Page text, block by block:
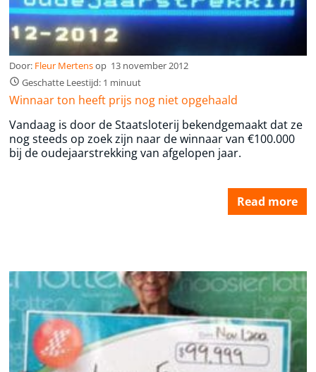
Door: Fleur Mertensop 13 november 2012
Geschatte Leestijd: 1 minuut
Winnaar ton heeft prijs nog niet opgehaald
Vandaag is door de Staatsloterij bekendgemaakt dat ze
nog steeds op zoek zijn naar de winnaar van €100.000
bij de oudejaarstrekking van afgelopen jaar.
Read more